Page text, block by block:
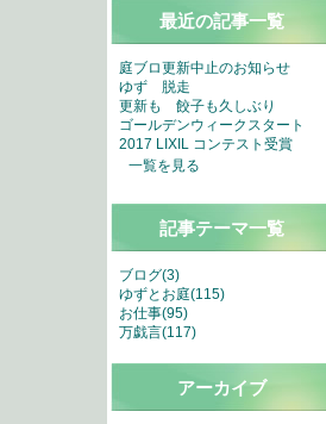
最近の記事一覧
庭ブロ更新中止のお知らせ
ゆず 脱走
更新も 餃子も久しぶり
ゴールデンウィークスタート
2017 LIXIL コンテスト受賞
一覧を見る
記事テーマ一覧
ブログ(3)
ゆずとお庭(115)
お仕事(95)
万戯言(117)
アーカイブ